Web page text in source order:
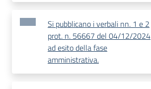
Si pubblicano i verbali nn. 1 e 2
prot. n. 56667 del 04/12/2024
ad esito della fase
amministrativa.